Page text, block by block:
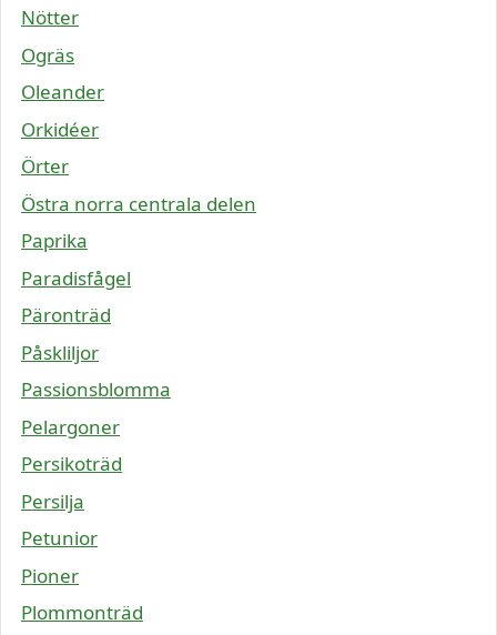
Nötter
Ogräs
Oleander
Orkidéer
Örter
Östra norra centrala delen
Paprika
Paradisfågel
Päronträd
Påskliljor
Passionsblomma
Pelargoner
Persikoträd
Persilja
Petunior
Pioner
Plommonträd